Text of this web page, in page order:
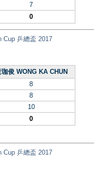
7
0
Cup 乒總盃 2017
珈俊 WONG KA CHUN
8
8
10
0
Cup 乒總盃 2017